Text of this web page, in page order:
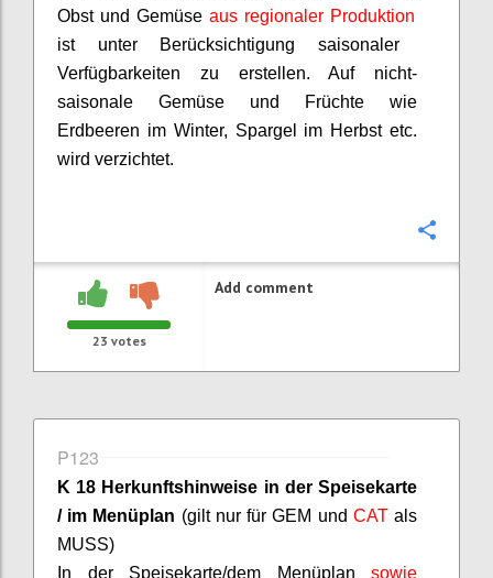
Obst und Gemüse aus regionaler Produktion
ist unter Berücksichtigung saisonaler
Verfügbarkeiten zu erstellen. Auf nicht-
saisonale Gemüse und Früchte wie
Erdbeeren im Winter, Spargel im Herbst etc.
wird verzichtet.
23 votes
Add comment
P123
K 18 Herkunftshinweise in der Speisekarte
/ im Menüplan (gilt nur für GEM und CATals
MUSS)
In der Speisekarte/dem Menüplan sowie